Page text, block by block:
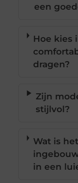
een
Hoe kies
dragen?
Zijn
stijlvol?
Wat is
in een